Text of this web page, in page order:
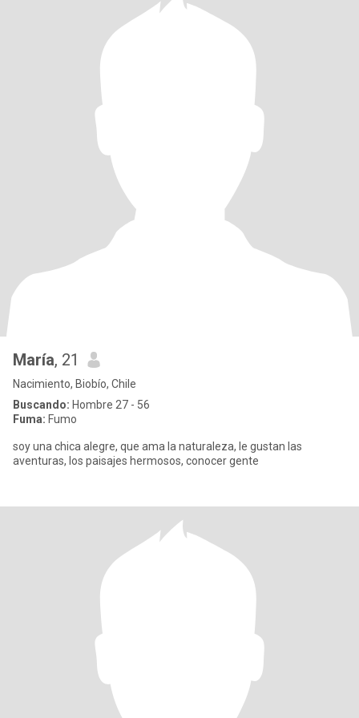
María, 21
Nacimiento, Biobío, Chile
Buscando: Hombre 27 - 56
Fuma: Fumo
soy una chica alegre, que ama la naturaleza, le gustan las
aventuras, los paisajes hermosos, conocer gente